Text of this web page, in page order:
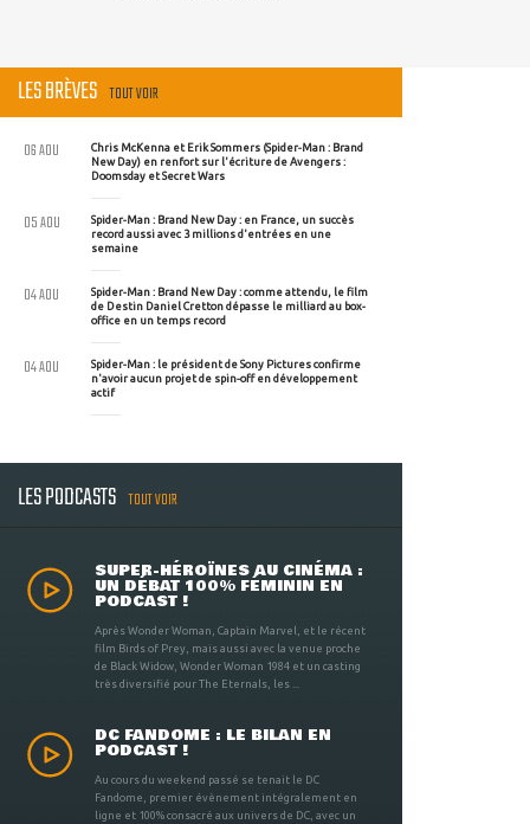
LES BRÈVES TOUT VOIR
Chris McKenna et Erik Sommers (Spider-Man : Brand
New Day) en renfort sur l'écriture de Avengers :
Doomsday et Secret Wars
06 AOU
Spider-Man : Brand New Day : en France, un succès
record aussi avec 3 millions d'entrées en une
semaine
05 AOU
Spider-Man : Brand New Day : comme attendu, le film
de Destin Daniel Cretton dépasse le milliard au box-
office en un temps record
04 AOU
Spider-Man : le président de Sony Pictures confirme
n'avoir aucun projet de spin-off en développement
actif
04 AOU
LES PODCASTS TOUT VOIR
SUPER-HÉROÏNES AU CINÉMA :
UN DÉBAT 100% FÉMININ EN
PODCAST !
Après Wonder Woman, Captain Marvel, et le récent
film Birds of Prey, mais aussi avec la venue proche
de Black Widow, Wonder Woman 1984 et un casting
très diversifié pour The Eternals, les ...
DC FANDOME : LE BILAN EN
PODCAST !
Au cours du weekend passé se tenait le DC
Fandome, premier évènement intégralement en
ligne et 100% consacré aux univers de DC, avec un